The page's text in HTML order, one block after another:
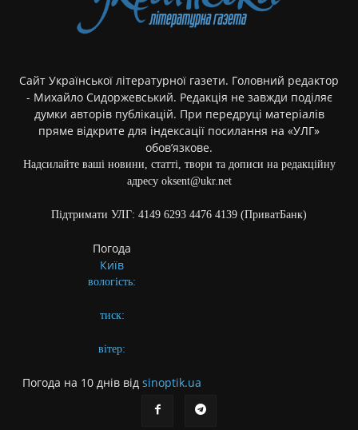
Сайт Української літературної газети. Головний редактор
- Михайло Сидоржевський. Редакція не завжди поділяє
думки авторів публікацій. При передруці матеріалів
пряме відкрите для індексації посилання на «УЛГ»
обов’язкове.
Надсилайте ваші новини, статті, твори та дописи на редакційну
адресу oksent@ukr.net
Підтримати УЛГ: 4149 6293 4476 4139 (ПриватБанк)
Погода
Київ
вологість:
тиск:
вітер:
Погода на 10 днів від sinoptik.ua